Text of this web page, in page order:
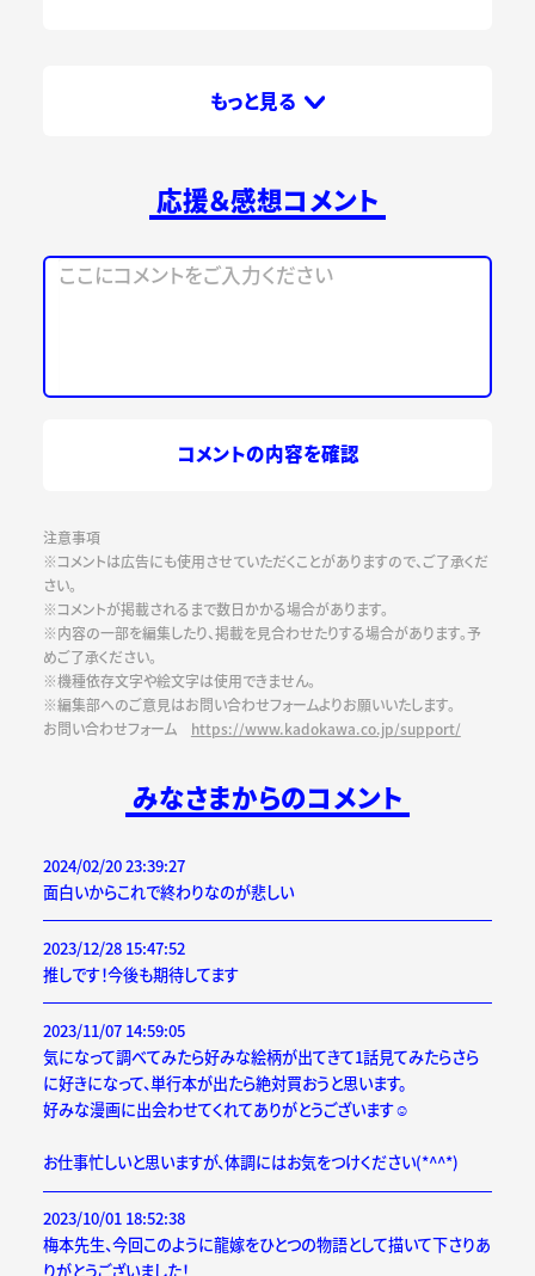
もっと見る
応援＆感想コメント
コメントの内容を確認
注意事項
※コメントは広告にも使用させていただくことがありますので、ご了承くだ
さい。
※コメントが掲載されるまで数日かかる場合があります。
※内容の一部を編集したり、掲載を見合わせたりする場合があります。予
めご了承ください。
※機種依存文字や絵文字は使用できません。
※編集部へのご意見はお問い合わせフォームよりお願いいたします。
お問い合わせフォーム https://www.kadokawa.co.jp/support/
みなさまからのコメント
2024/02/20 23:39:27
面白いからこれで終わりなのが悲しい
2023/12/28 15:47:52
推しです！今後も期待してます
2023/11/07 14:59:05
気になって調べてみたら好みな絵柄が出てきて1話見てみたらさら
に好きになって、単行本が出たら絶対買おうと思います。
好みな漫画に出会わせてくれてありがとうございます☺️
お仕事忙しいと思いますが、体調にはお気をつけください(*^^*)
2023/10/01 18:52:38
梅本先生、今回このように龍嫁をひとつの物語として描いて下さりあ
りがとうございました！